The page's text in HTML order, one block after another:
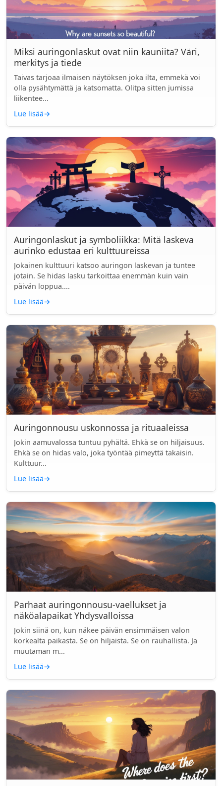
Miksi auringonlaskut ovat niin kauniita? Väri,
merkitys ja tiede
Taivas tarjoaa ilmaisen näytöksen joka ilta, emmekä voi
olla pysähtymättä ja katsomatta. Olitpa sitten jumissa
liikentee...
Lue lisää→
Auringonlaskut ja symboliikka: Mitä laskeva
aurinko edustaa eri kulttuureissa
Jokainen kulttuuri katsoo auringon laskevan ja tuntee
jotain. Se hidas lasku tarkoittaa enemmän kuin vain
päivän loppua....
Lue lisää→
Auringonnousu uskonnossa ja rituaaleissa
Jokin aamuvalossa tuntuu pyhältä. Ehkä se on hiljaisuus.
Ehkä se on hidas valo, joka työntää pimeyttä takaisin.
Kulttuur...
Lue lisää→
Parhaat auringonnousu-vaellukset ja
näköalapaikat Yhdysvalloissa
Jokin siinä on, kun näkee päivän ensimmäisen valon
korkealta paikasta. Se on hiljaista. Se on rauhallista. Ja
muutaman m...
Lue lisää→